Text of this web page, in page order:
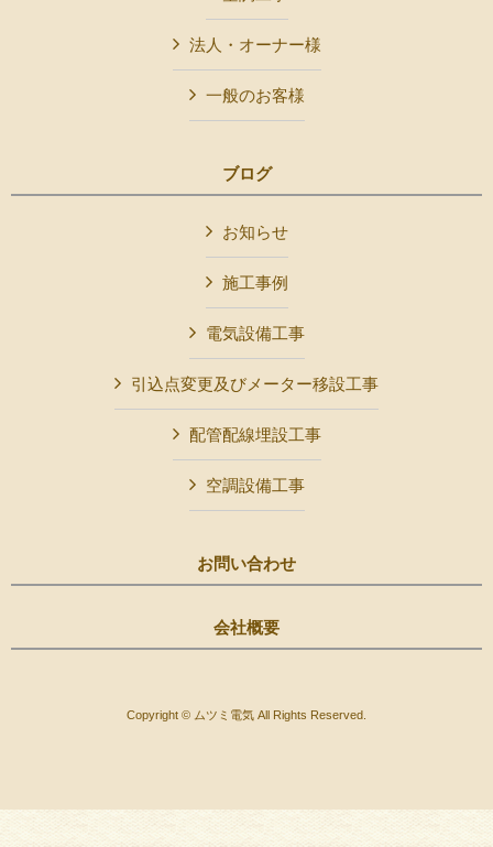
法人・オーナー様
一般のお客様
ブログ
お知らせ
施工事例
電気設備工事
引込点変更及びメーター移設工事
配管配線埋設工事
空調設備工事
お問い合わせ
会社概要
Copyright © ムツミ電気 All Rights Reserved.